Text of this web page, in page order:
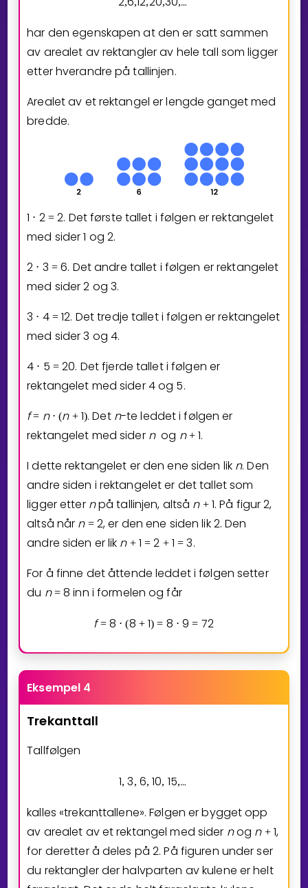
har den egenskapen at den er satt sammen
av arealet av rektangler av hele tall som ligger
etter hverandre på tallinjen.
Arealet av et rektangel er lengde ganget med
bredde.
1 ⋅ 2 = 2. Det første tallet i følgen er rektangelet
med sider1 og2.
2 ⋅ 3 = 6. Det andre tallet i følgen er rektangelet
med sider2 og3.
3 ⋅ 4 = 12. Det tredje tallet i følgen er rektangelet
med sider3 og4.
4 ⋅ 5 = 20. Det fjerde tallet i følgen er
rektangelet med sider4og 5.
f = n ⋅ (n + 1). Det n-te leddet i følgen er
rektangelet med sider nog n + 1.
I dette rektangelet er den ene siden lik n. Den
andre siden i rektangelet er det tallet som
ligger etter npå tallinjen, altså n + 1. På figur 2,
altså når n = 2, er den ene siden lik 2. Den
andre siden er lik n + 1 = 2 + 1 = 3.
For å finne det åttende leddet i følgen setter
du n = 8 inn i formelen og får
f = 8 ⋅ (8 + 1) = 8 ⋅ 9 = 72
Eksempel 4
Trekanttall
Tallfølgen
1, 3, 6, 10, 15,…
kalles «trekanttallene». Følgen er bygget opp
av arealet av et rektangel med sider nog n + 1,
for deretter å deles på2. På figuren under ser
du rektangler der halvparten av kulene er helt